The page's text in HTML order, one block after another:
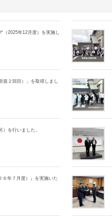
2025年12月度）を実施し
２回目）」を取得しまし
）を行いました。
６年７月度）』を実施いた